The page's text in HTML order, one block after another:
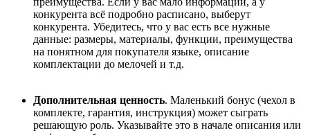
конкурента всё подробно расписано, выберут
конкурента. Убедитесь, что у вас есть все нужные
данные: размеры, материалы, функции, преимущества
на понятном для покупателя языке, описание
комплектации до мелочей и т.д.
Дополнительная ценность. Маленький бонус (чехол в
комплекте, гарантия, инструкция) может сыграть
решающую роль. Указывайте это в начале описания или